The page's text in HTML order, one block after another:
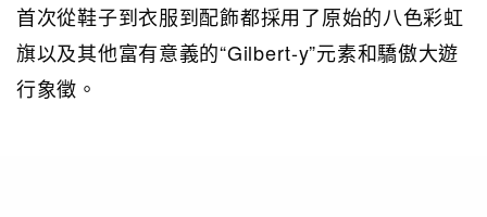
首次從鞋子到衣服到配飾都採用了原始的八色彩虹
旗以及其他富有意義的“Gilbert-y”元素和驕傲大遊
行象徵。